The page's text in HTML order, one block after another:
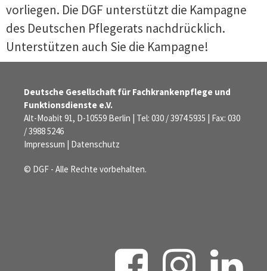
vorliegen. Die DGF unterstützt die Kampagne
des Deutschen Pflegerats nachdrücklich.
Unterstützen auch Sie die Kampagne!
Deutsche Gesellschaft für Fachkrankenpflege und
Funktionsdienste e.V.
Alt-Moabit 91, D-10559 Berlin | Tel: 030 / 3974 5935 | Fax: 030
/ 3988 5246
Impressum | Datenschutz
© DGF - Alle Rechte vorbehalten.